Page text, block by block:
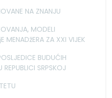
NA ZNANJU
MODELI
MENADžERA ZA XXI VIJEK
BUDUĆIH
SRPSKOJ